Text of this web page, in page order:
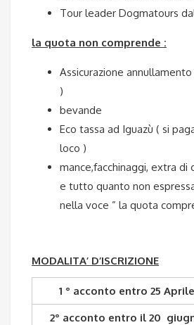
Tour leader Dogmatours
la quota non comprende :
Assicurazione
)
bevande
Eco tassa ad Iguazù ( si
loco )
mance,facchinaggi, extra
e tutto quanto non
nella voce ” la quota
MODALITA’ D’ISCRIZIONE
1 ° acconto entro 25 Aprile
2° acconto entro il 20